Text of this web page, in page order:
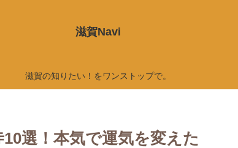
滋賀Navi
滋賀の知りたい！をワンストップで。
選！本気で運気を変えた